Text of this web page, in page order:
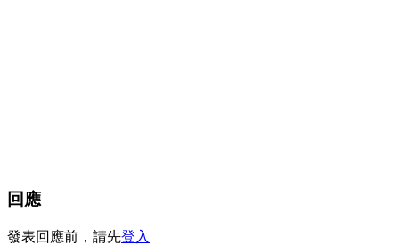
回應
發表回應前，請先登入